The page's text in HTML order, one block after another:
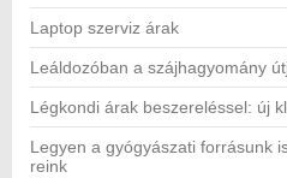
Laptop szerviz árak
Leáldozóban a szájhagyomány
Légkondi árak beszereléssel: új
Legyen a gyógyászati forrásunk
reink